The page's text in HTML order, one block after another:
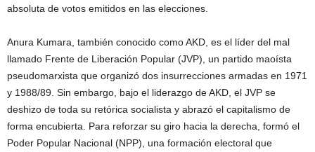
absoluta de votos emitidos en las elecciones.
Anura Kumara, también conocido como AKD, es el líder del mal
llamado Frente de Liberación Popular (JVP), un partido maoísta
pseudomarxista que organizó dos insurrecciones armadas en 1971
y 1988/89. Sin embargo, bajo el liderazgo de AKD, el JVP se
deshizo de toda su retórica socialista y abrazó el capitalismo de
forma encubierta. Para reforzar su giro hacia la derecha, formó el
Poder Popular Nacional (NPP), una formación electoral que